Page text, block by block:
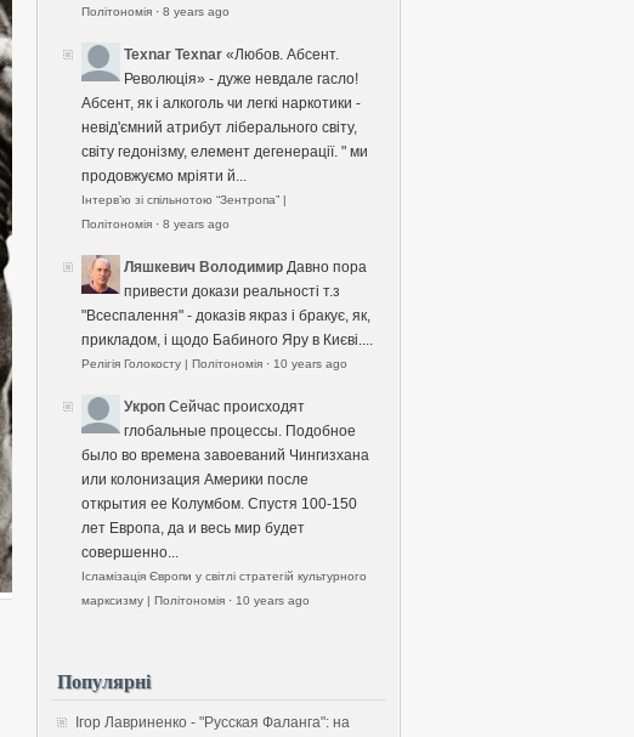
Політономія · 8 years ago
Texnar Texnar «Любов. Абсент.
Революція» - дуже невдале гасло!
Абсент, як і алкоголь чи легкі наркотики -
невід'ємний атрибут ліберального світу,
світу гедонізму, елемент дегенерації. " ми
продовжуємо мріяти й...
Інтерв’ю зі спільнотою “Зентропа” |
Політономія · 8 years ago
Ляшкевич Володимир Давно пора
привести докази реальності т.з
"Всеспалення" - доказів якраз і бракує, як,
прикладом, і щодо Бабиного Яру в Києві....
Релігія Голокосту | Політономія · 10 years ago
Укроп Сейчас происходят
глобальные процессы. Подобное
было во времена завоеваний Чингизхана
или колонизация Америки после
открытия ее Колумбом. Спустя 100-150
лет Европа, да и весь мир будет
совершенно...
Ісламізація Європи у світлі стратегій культурного
марксизму | Політономія · 10 years ago
Популярні
Ігор Лавриненко - "Русская Фаланга": на